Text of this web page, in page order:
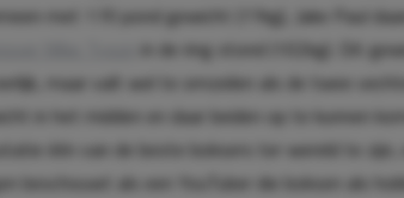
met 170 pond gewicht (77kg), Jake Paul
in de ring stond (102kg). Dit
maar valt wel te omzeilen als de twee
in het midden en daar beiden op te kunnen
één van de beste boksers ter wereld te
beschouwt als een YouTuber die boksen als